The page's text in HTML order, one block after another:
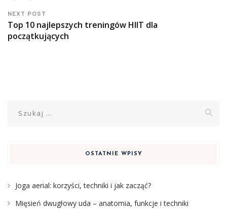
NEXT POST
Top 10 najlepszych treningów HIIT dla
początkujących
OSTATNIE WPISY
Joga aerial: korzyści, techniki i jak zacząć?
Mięsień dwugłowy uda – anatomia, funkcje i techniki